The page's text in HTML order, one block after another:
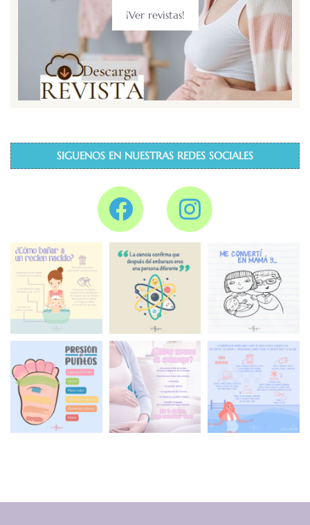
¡Ver revistas!
SIGUENOS EN NUESTRAS REDES SOCIALES